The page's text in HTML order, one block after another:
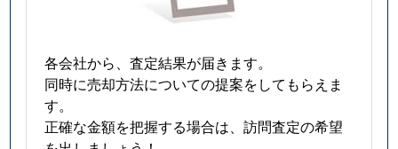
各会社から、査定結果が届きます。
同時に売却方法についての提案をしてもらえま
す。
正確な金額を把握する場合は、訪問査定の希望